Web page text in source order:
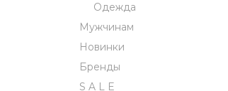
Одежда
Мужчинам
Новинки
Бренды
S A L E